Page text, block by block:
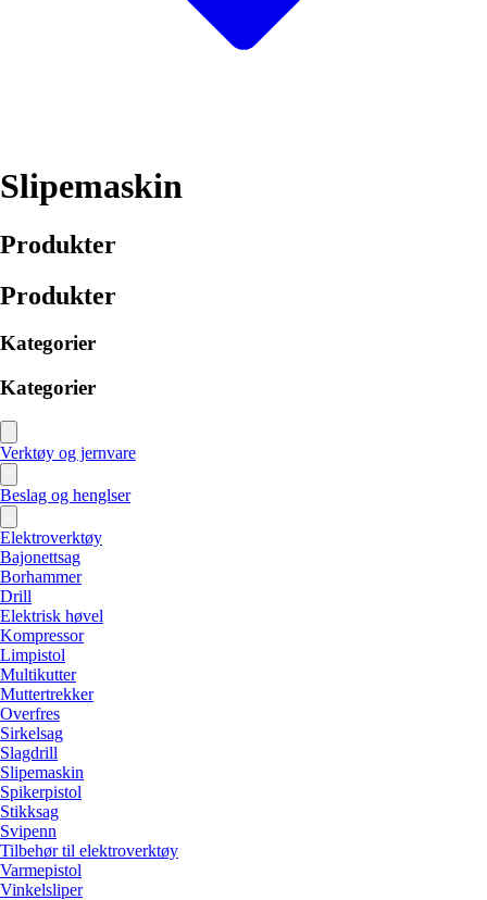
Slipemaskin
Produkter
Produkter
Kategorier
Kategorier
Verktøy og jernvare
Beslag og henglser
Elektroverktøy
Bajonettsag
Borhammer
Drill
Elektrisk høvel
Kompressor
Limpistol
Multikutter
Muttertrekker
Overfres
Sirkelsag
Slagdrill
Slipemaskin
Spikerpistol
Stikksag
Svipenn
Tilbehør til elektroverktøy
Varmepistol
Vinkelsliper